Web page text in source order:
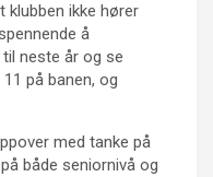
klubben ikke hører
å
neste år og se
på banen, og
med tanke på
både seniornivå og